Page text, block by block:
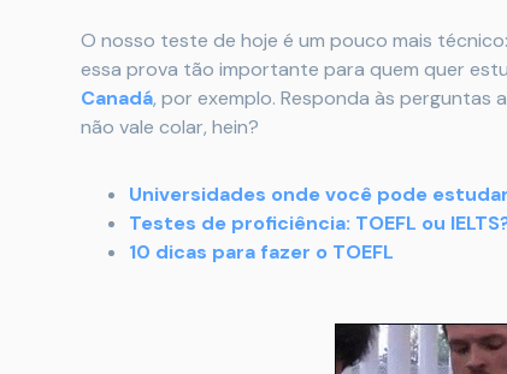
O nosso teste de hoje é um pouco mais
essa prova tão importante para quem quer
Canadá, por exemplo. Responda às perguntas
não vale colar, hein?
Universidades onde você pode
Testes de proficiência: TOEFL ou
10 dicas para fazer o TOEFL